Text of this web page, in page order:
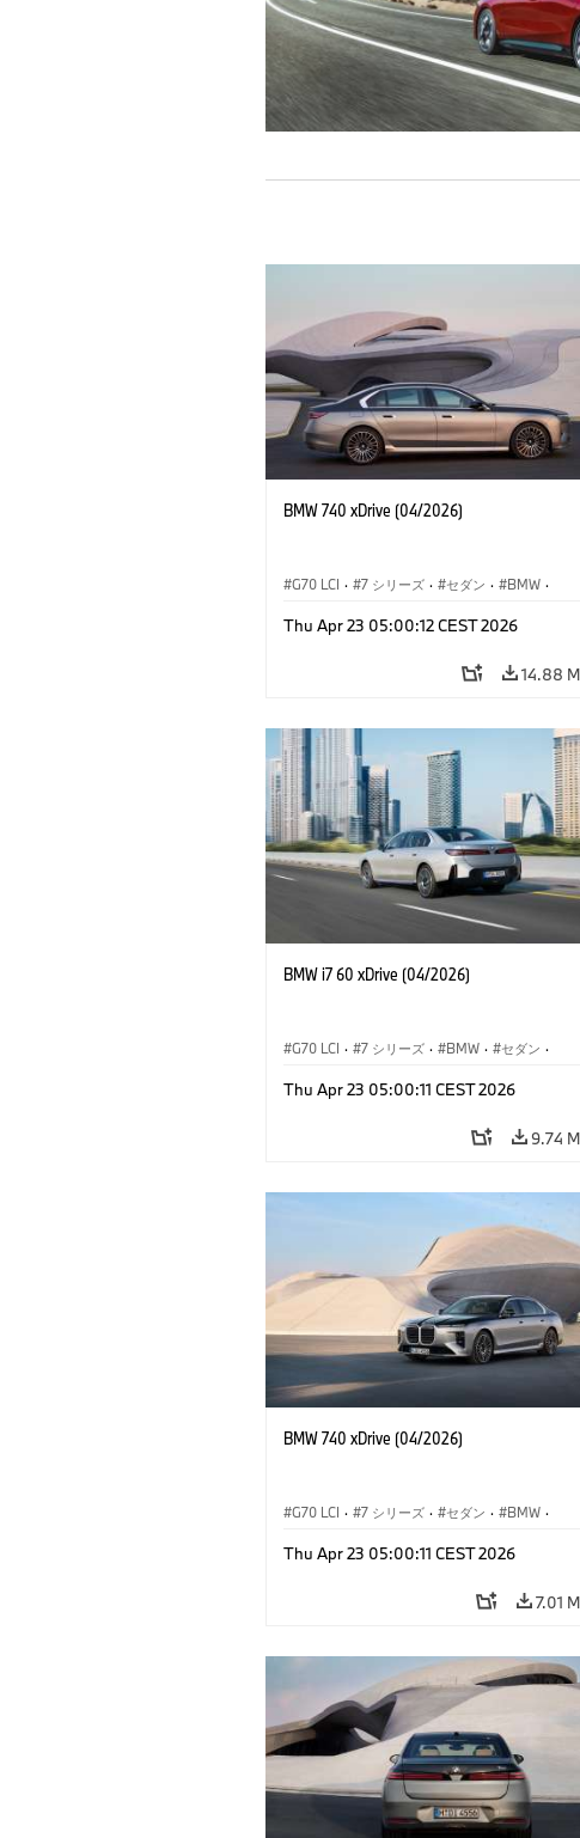
BMW 740 xDrive (04/2026)
G70 LCI · 7 シリーズ · セダン · BMW ·
M760e
Thu Apr 23 05:00:12 CEST 2026
14.88
BMW i7 60 xDrive (04/2026)
G70 LCI · 7 シリーズ · BMW · セダン ·
Thu Apr 23 05:00:11 CEST 2026
9.74
BMW 740 xDrive (04/2026)
G70 LCI · 7 シリーズ · セダン · BMW ·
M760e
Thu Apr 23 05:00:11 CEST 2026
7.01